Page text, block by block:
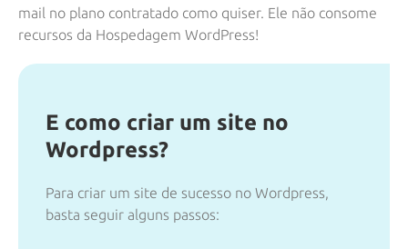
mail no plano contratado como quiser. Ele não consome
recursos da Hospedagem WordPress!
E como criar um site no
Wordpress?
Para criar um site de sucesso no Wordpress,
basta seguir alguns passos: